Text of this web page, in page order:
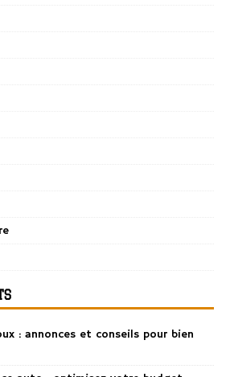
: annonces et conseils pour bien